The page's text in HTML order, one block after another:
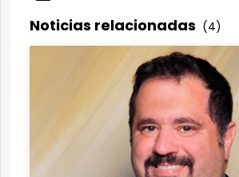
Noticias relacionadas (4)